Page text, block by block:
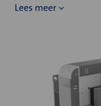
Lees meer